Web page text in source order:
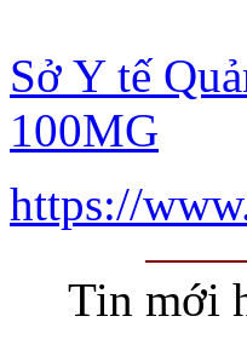
Sở Y tế
100MG
https://
Tin mới